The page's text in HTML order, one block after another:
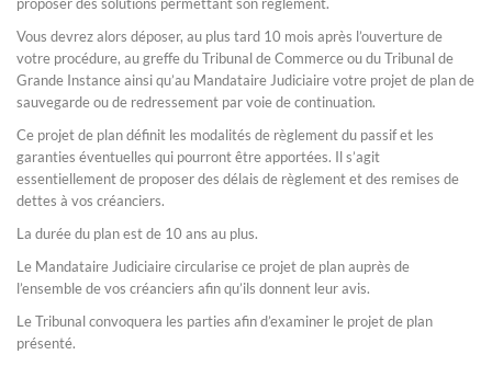
Vous devrez alors déposer, au plus tard 10 mois après l’ouverture de
votre procédure, au greffe du Tribunal de Commerce ou du Tribunal de
Grande Instance ainsi qu’au Mandataire Judiciaire votre projet de plan de
sauvegarde ou de redressement par voie de continuation.
Ce projet de plan définit les modalités de règlement du passif et les
garanties éventuelles qui pourront être apportées. Il s’agit
essentiellement de proposer des délais de règlement et des remises de
dettes à vos créanciers.
La durée du plan est de 10 ans au plus.
Le Mandataire Judiciaire circularise ce projet de plan auprès de
l’ensemble de vos créanciers afin qu’ils donnent leur avis.
Le Tribunal convoquera les parties afin d’examiner le projet de plan
présenté.